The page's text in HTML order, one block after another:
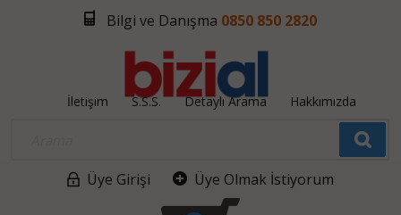
Bilgi ve Danışma 0850 850 2820
İletişim S.S.S. Detaylı Arama Hakkımızda
Üye Girişi Üye Olmak İstiyorum